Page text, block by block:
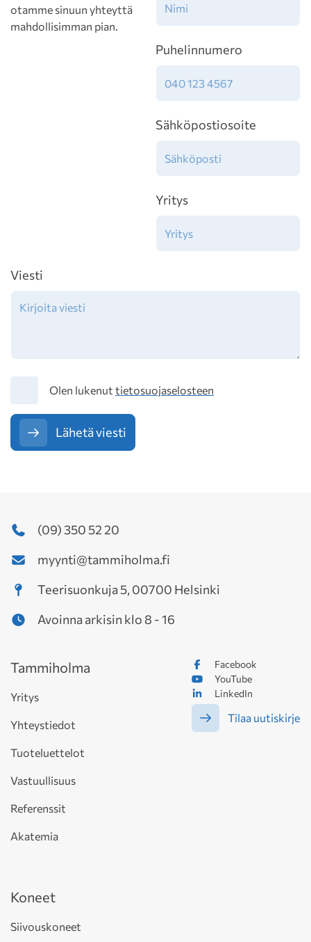
otamme sinuun yhteyttä
mahdollisimman pian.
Puhelinnumero
Sähköpostiosoite
Yritys
Viesti
TietosuojaOlen lukenut tietosuojaselosteen
Lähetä viesti
(09) 350 52 20
myynti@tammiholma.fi
Teerisuonkuja 5, 00700 Helsinki
Avoinna arkisin klo 8 - 16
Facebook
YouTube
LinkedIn
Tilaa uutiskirje
Tammiholma
Yritys
Yhteystiedot
Tuoteluettelot
Vastuullisuus
Referenssit
Akatemia
Koneet
Siivouskoneet